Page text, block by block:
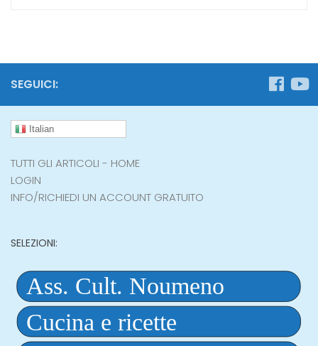
SEGUICI:
Italian
TUTTI GLI ARTICOLI - HOME
LOGIN
INFO/RICHIEDI UN ACCOUNT GRATUITO
SELEZIONI: